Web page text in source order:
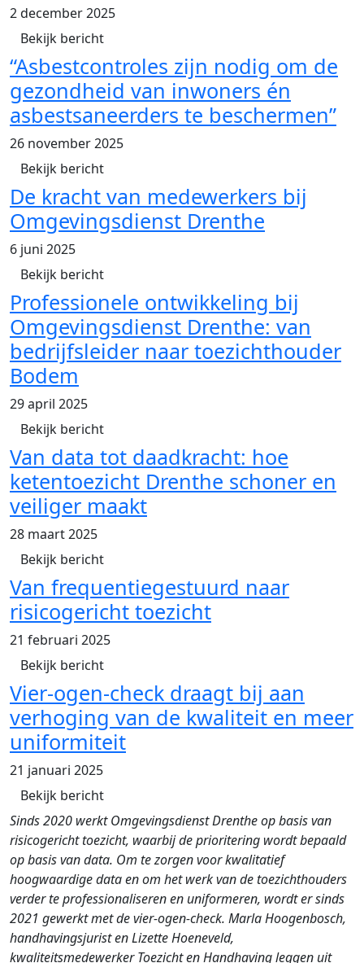
2 december 2025
Bekijk bericht
“Asbestcontroles zijn nodig om de
gezondheid van inwoners én
asbestsaneerders te beschermen”
26 november 2025
Bekijk bericht
De kracht van medewerkers bij
Omgevingsdienst Drenthe
6 juni 2025
Bekijk bericht
Professionele ontwikkeling bij
Omgevingsdienst Drenthe: van
bedrijfsleider naar toezichthouder
Bodem
29 april 2025
Bekijk bericht
Van data tot daadkracht: hoe
ketentoezicht Drenthe schoner en
veiliger maakt
28 maart 2025
Bekijk bericht
Van frequentiegestuurd naar
risicogericht toezicht
21 februari 2025
Bekijk bericht
Vier-ogen-check draagt bij aan
verhoging van de kwaliteit en meer
uniformiteit
21 januari 2025
Bekijk bericht
Sinds 2020 werkt Omgevingsdienst Drenthe op basis van
risicogericht toezicht, waarbij de prioritering wordt bepaald
op basis van data. Om te zorgen voor kwalitatief
hoogwaardige data en om het werk van de toezichthouders
verder te professionaliseren en uniformeren, wordt er sinds
2021 gewerkt met de vier-ogen-check. Marla Hoogenbosch,
handhavingsjurist en Lizette Hoeneveld,
kwaliteitsmedewerker Toezicht en Handhaving leggen uit